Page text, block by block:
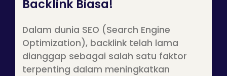
Backlink Biasa!
Dalam dunia SEO (Search Engine
Optimization), backlink telah lama
dianggap sebagai salah satu faktor
terpenting dalam meningkatkan